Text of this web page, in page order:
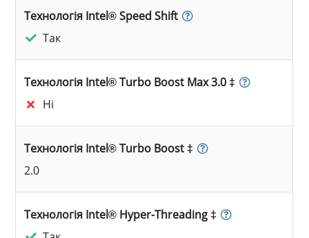
Технологія Intel® Speed Shift
Так
Технологія Intel® Turbo Boost Max 3.0 ‡
Ні
Технологія Intel® Turbo Boost ‡
2.0
Технологія Intel® Hyper-Threading ‡